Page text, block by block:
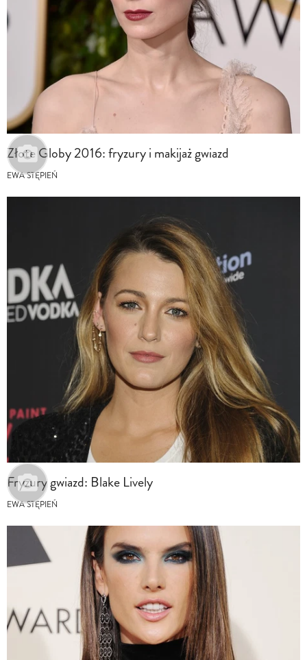
Złote Globy 2016: fryzury i makijaż gwiazd
EWA STĘPIEŃ
Fryzury gwiazd: Blake Lively
EWA STĘPIEŃ